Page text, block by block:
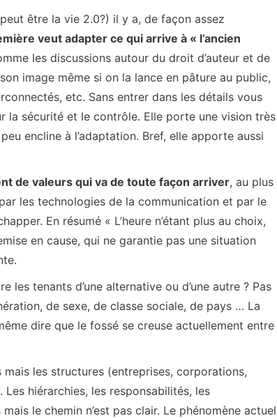
être la vie 2.0?) il y a, de façon assez
veut adapter ce qui arrive à « l’ancien
les discussions autour du droit d’auteur et de
image même si on la lance en pâture au public,
etc. Sans entrer dans les détails vous
sécurité et le contrôle. Elle porte une vision très
encline à l’adaptation. Bref, elle apporte aussi
de valeurs qui va de toute façon arriver, au plus
les technologies de la communication et par le
En résumé « L’heure n’étant plus au choix,
en cause, qui ne garantie pas une situation
tenants d’une alternative ou d’une autre ? Pas
de sexe, de classe sociale, de pays … La
dire que le fossé se creuse actuellement entre
les structures (entreprises, corporations,
hiérarchies, les responsabilités, les
le chemin n’est pas clair. Le phénomène actuel